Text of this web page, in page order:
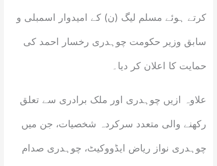
کرتے ہوئے مسلم لیگ (ن) کے امیدوار اسمبلی و
سابق وزیر حکومت چوہدری رخسار احمد کی
حمایت کا اعلان کر دیا۔
علاوہ ازیں چوہدری اور ملک برادری سے تعلق
رکھنے والی متعدد سرکردہ شخصیات، جن میں
چوہدری نواز ریاض ایڈووکیٹ، چوہدری صدام